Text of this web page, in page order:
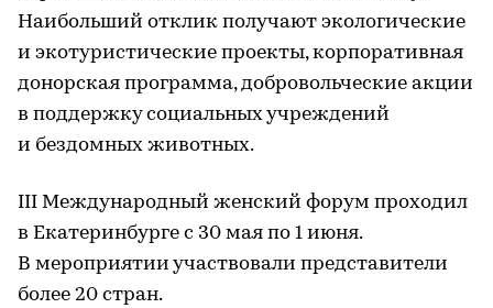
Наибольший отклик получают экологические
и экотуристические проекты, корпоративная
донорская программа, добровольческие акции
в поддержку социальных учреждений
и бездомных животных.
III Международный женский форум проходил
в Екатеринбурге с 30 мая по 1 июня.
В мероприятии участвовали представители
более 20 стран.